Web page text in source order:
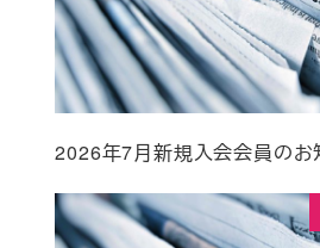
2026年7月新規入会会員のお